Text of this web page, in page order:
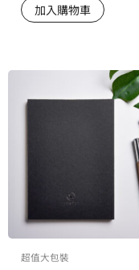
加入購物車
超值大包裝